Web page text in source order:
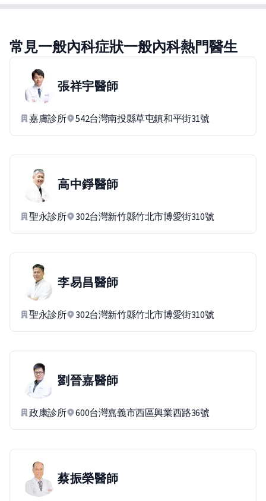
常見一般內科症狀一般內科熱門醫生
張祥宇醫師
嘉膚診所 542台灣南投縣草屯鎮和平街31號
高中錚醫師
聖永診所 302台灣新竹縣竹北市博愛街310號
李易昌醫師
聖永診所 302台灣新竹縣竹北市博愛街310號
劉晉嘉醫師
政康診所 600台灣嘉義市西區興業西路36號
蔡振榮醫師